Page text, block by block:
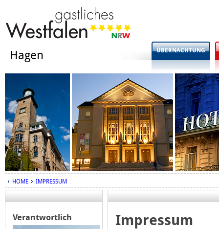
Hagen ÜBERNACHTUNG
HOME IMPRESSUM
Verantwortlich Impressum